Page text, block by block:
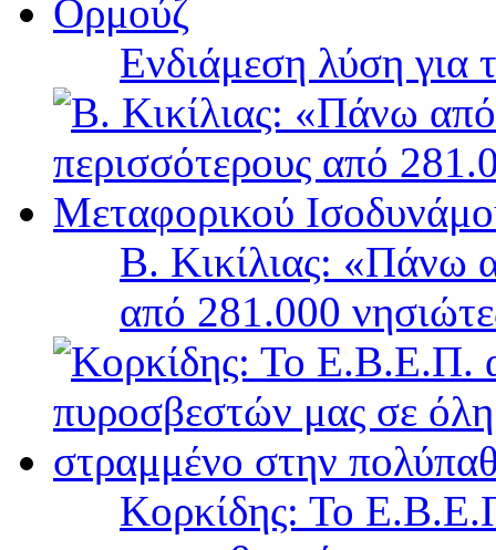
Ενδιάμεση λύση για
Β. Κικίλιας: «Πάνω
από 281.000
Κορκίδης: Το